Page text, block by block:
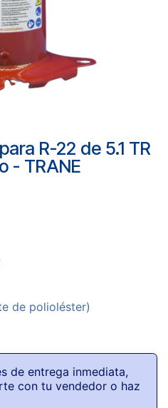
R-22 de 5.1 TR
- TRANE
de polioléster)
de entrega inmediata,
con tu vendedor o haz